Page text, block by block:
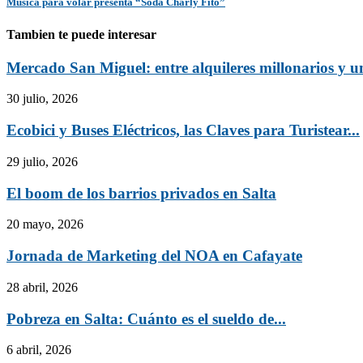
Tambien te puede interesar
Mercado San Miguel: entre alquileres millonarios y
30 julio, 2026
Ecobici y Buses Eléctricos, las Claves para Turistear...
29 julio, 2026
El boom de los barrios privados en Salta
20 mayo, 2026
Jornada de Marketing del NOA en Cafayate
28 abril, 2026
Pobreza en Salta: Cuánto es el sueldo de...
6 abril, 2026